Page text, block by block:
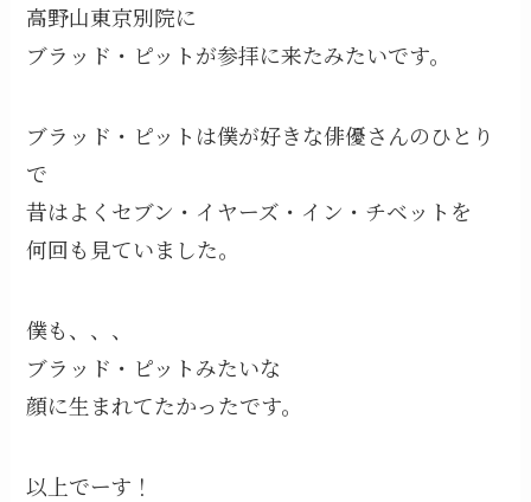
高野山東京別院に
ブラッド・ピットが参拝に来たみたいです。
ブラッド・ピットは僕が好きな俳優さんのひとり
で
昔はよくセブン・イヤーズ・イン・チベットを
何回も見ていました。
僕も、、、
ブラッド・ピットみたいな
顔に生まれてたかったです。
以上でーす！